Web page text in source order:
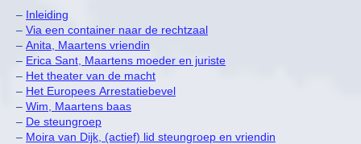
– Inleiding
– Via een container naar de rechtzaal
– Anita, Maartens vriendin
– Erica Sant, Maartens moeder en juriste
– Het theater van de macht
– Het Europees Arrestatiebevel
– Wim, Maartens baas
– De steungroep
– Moira van Dijk, (actief) lid steungroep en vriendin